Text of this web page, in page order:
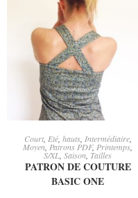
AJOUTER AU PANIER
Court, Eté, hauts, Intermédiaire,
Moyen, Patrons PDF, Printemps,
S/XL, Saison, Tailles
PATRON DE COUTURE
BASIC ONE